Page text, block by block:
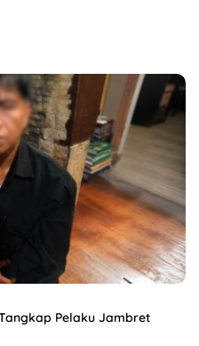
Pelaku Jambret